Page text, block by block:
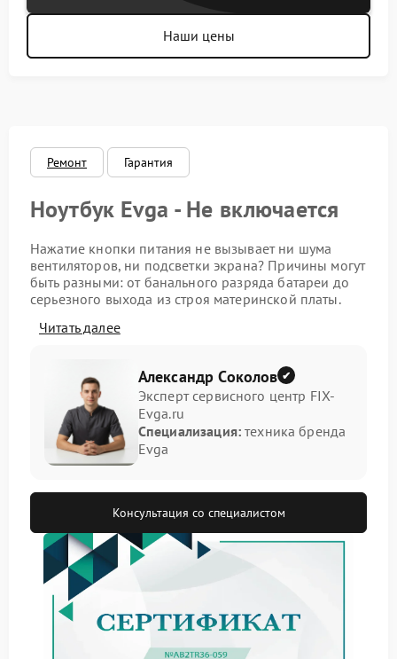
Наши цены
Ремонт Гарантия
Ноутбук Evga - Не включается
Нажатие кнопки питания не вызывает ни шума
вентиляторов, ни подсветки экрана? Причины могут
быть разными: от банального разряда батареи до
серьезного выхода из строя материнской платы.
диагностику, а затем доверить ремонт Evga
Что можно проверить
самостоятельно
Прежде чем везти ноут в мастерскую, выполните
несколько простых шагов. Они помогут исключить
подключите зарядное устройство и убедитесь,
что индикатор питания горит (если
предусмотрен);
попробуйте запустить ноут без батареи, только от
сети;
отключите все внешние устройства: мышь,
флешки, внешний монитор;
подержите кнопку питания нажатой 30-40
секунд для снятия остаточного заряда.
Читать далее
Александр Соколов
Эксперт сервисного центр FIX-
Evga.ru
Специализация:техника бренда
Evga
Консультация со специалистом